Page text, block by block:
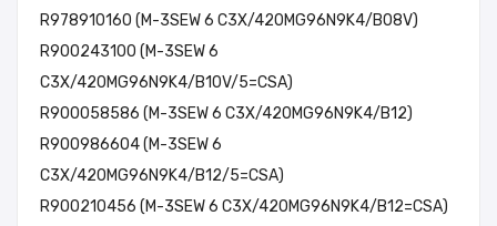
R978910160 (M-3SEW 6 C3X/420MG96N9K4/B08V)
R900243100 (M-3SEW 6
C3X/420MG96N9K4/B10V/5=CSA)
R900058586 (M-3SEW 6 C3X/420MG96N9K4/B12)
R900986604 (M-3SEW 6
C3X/420MG96N9K4/B12/5=CSA)
R900210456 (M-3SEW 6 C3X/420MG96N9K4/B12=CSA)